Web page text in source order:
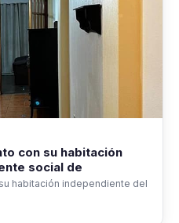
con su habitación
social de
habitación independiente del